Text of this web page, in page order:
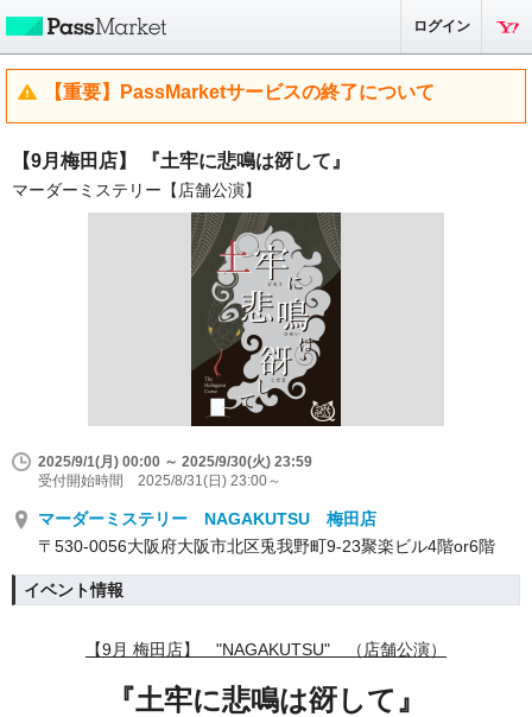
ログイン
【重要】PassMarketサービスの終了について
【9月梅田店】 『土牢に悲鳴は谺して』
マーダーミステリー【店舗公演】
2025/9/1(月) 00:00 ～ 2025/9/30(火) 23:59
受付開始時間 2025/8/31(日) 23:00～
マーダーミステリー NAGAKUTSU 梅田店
〒530-0056大阪府大阪市北区兎我野町9-23聚楽ビル4階or6階
イベント情報
【9月 梅田店】 "NAGAKUTSU" （店舗公演）
『土牢に悲鳴は谺して』